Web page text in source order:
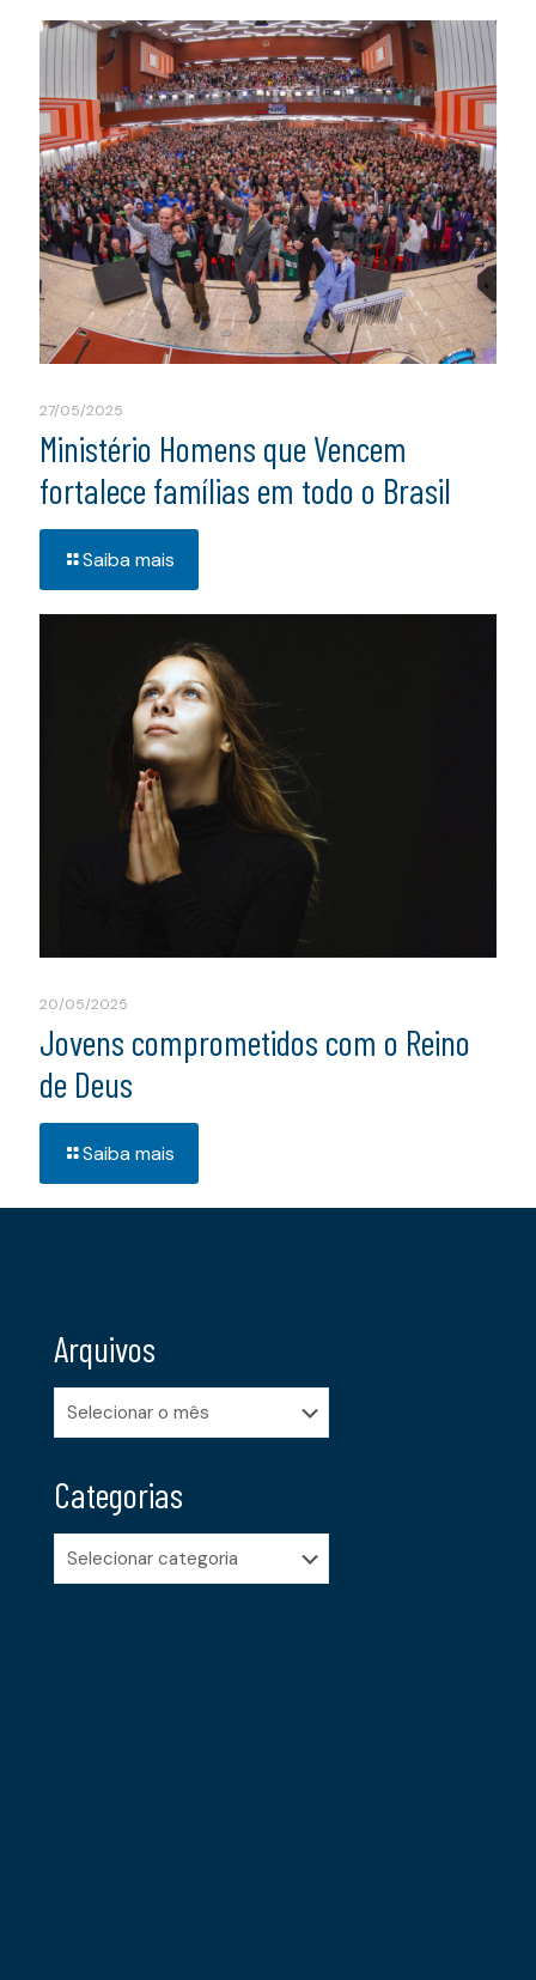
27/05/2025
Ministério Homens que Vencem
fortalece famílias em todo o Brasil
Saiba mais
20/05/2025
Jovens comprometidos com o Reino
de Deus
Saiba mais
Arquivos
Arquivos
Categorias
Categorias